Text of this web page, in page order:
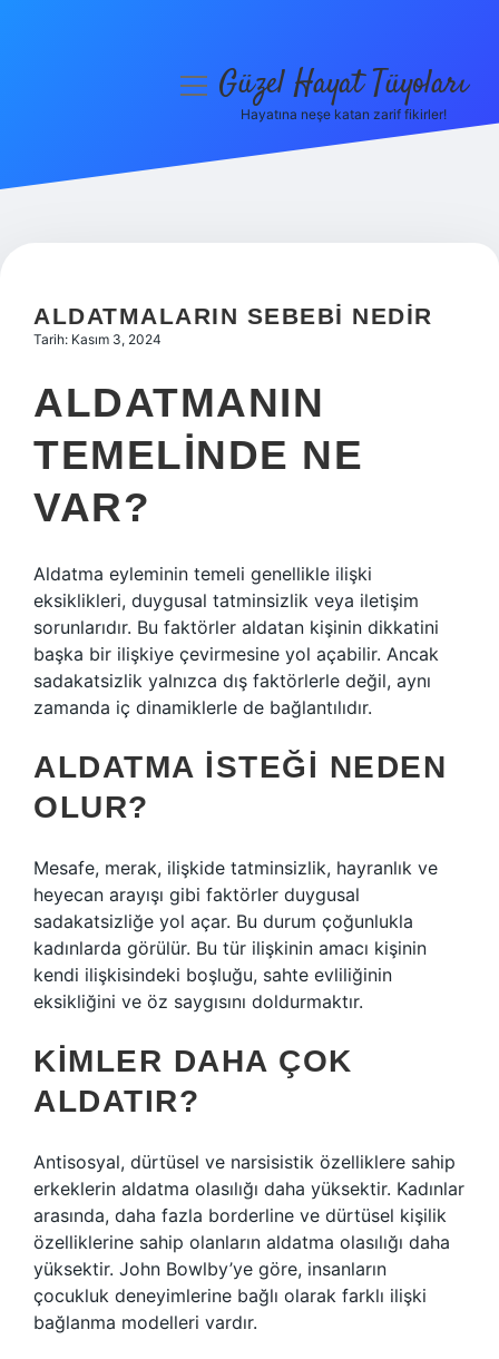
Hakkımızda
menüyüGüzel Hayat Tüyoları
Hayatına neşe katan zarif fikirler!
ALDATMALARIN SEBEBI NEDIR
Tarih: Kasım 3, 2024
ALDATMANIN
TEMELINDE NE
VAR?
Aldatma eyleminin temeli genellikle ilişki
eksiklikleri, duygusal tatminsizlik veya iletişim
sorunlarıdır. Bu faktörler aldatan kişinin dikkatini
başka bir ilişkiye çevirmesine yol açabilir. Ancak
sadakatsizlik yalnızca dış faktörlerle değil, aynı
zamanda iç dinamiklerle de bağlantılıdır.
ALDATMA ISTEĞI NEDEN
OLUR?
Mesafe, merak, ilişkide tatminsizlik, hayranlık ve
heyecan arayışı gibi faktörler duygusal
sadakatsizliğe yol açar. Bu durum çoğunlukla
kadınlarda görülür. Bu tür ilişkinin amacı kişinin
kendi ilişkisindeki boşluğu, sahte evliliğinin
eksikliğini ve öz saygısını doldurmaktır.
KIMLER DAHA ÇOK
ALDATIR?
Antisosyal, dürtüsel ve narsisistik özelliklere sahip
erkeklerin aldatma olasılığı daha yüksektir. Kadınlar
arasında, daha fazla borderline ve dürtüsel kişilik
özelliklerine sahip olanların aldatma olasılığı daha
yüksektir. John Bowlby’ye göre, insanların
çocukluk deneyimlerine bağlı olarak farklı ilişki
bağlanma modelleri vardır.